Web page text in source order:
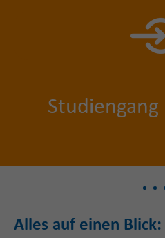
S
Alles auf einen Blick: